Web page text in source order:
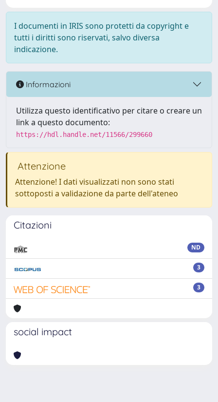
I documenti in IRIS sono protetti da copyright e
tutti i diritti sono riservati, salvo diversa
indicazione.
Informazioni
Utilizza questo identificativo per citare o creare un
link a questo documento:
https://hdl.handle.net/11566/299660
Attenzione
Attenzione! I dati visualizzati non sono stati
sottoposti a validazione da parte dell'ateneo
Citazioni
ND
3
3
social impact